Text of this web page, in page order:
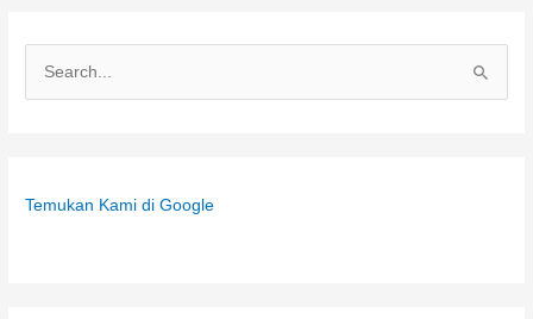
u
Temukan Kami di Google